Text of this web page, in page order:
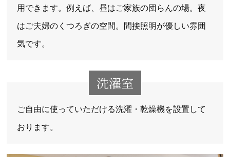
用できます。例えば、昼はご家族の団らんの場。夜
はご夫婦のくつろぎの空間。間接照明が優しい雰囲
気です。
洗濯室
ご自由に使っていただける洗濯・乾燥機を設置して
おります。